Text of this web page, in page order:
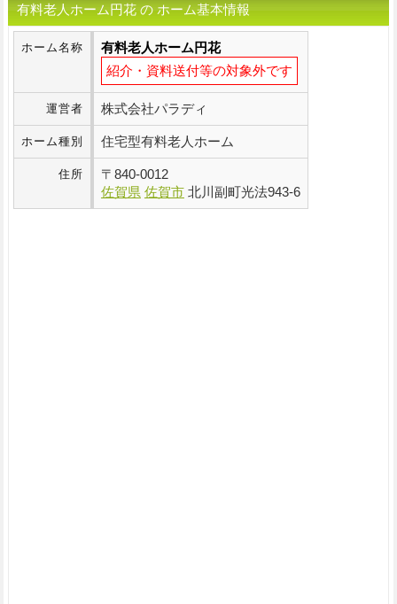
有料老人ホーム円花 の ホーム基本情報
ホーム名称
有料老人ホーム円花
紹介・資料送付等の対象外です
運営者 株式会社パラディ
ホーム種別 住宅型有料老人ホーム
住所 〒 840-0012
佐賀県 佐賀市 北川副町光法943-6